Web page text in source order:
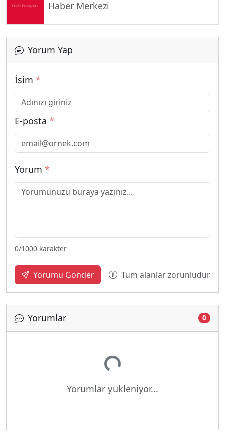
Haber Merkezi
Yorum Yap
İsim *
E-posta *
Yorum *
0/1000 karakter
Yorumu Gönder Tüm alanlar zorunludur
Yorumlar 0
Yükleniyor...
Yorumlar yükleniyor...